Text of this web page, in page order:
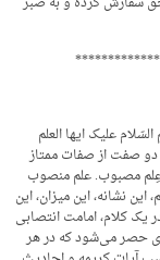
علیک ایها العلم
دو صفت از صفات ممتاز
مصبوب. علم منصوب
نشانه، این میزان، این
یک کلام، امامت انتصابی
حصر می‌شود که در هر